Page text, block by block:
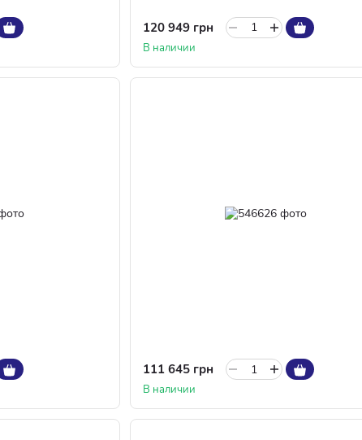
120 949 грн
В наличии
111 645 грн
В наличии